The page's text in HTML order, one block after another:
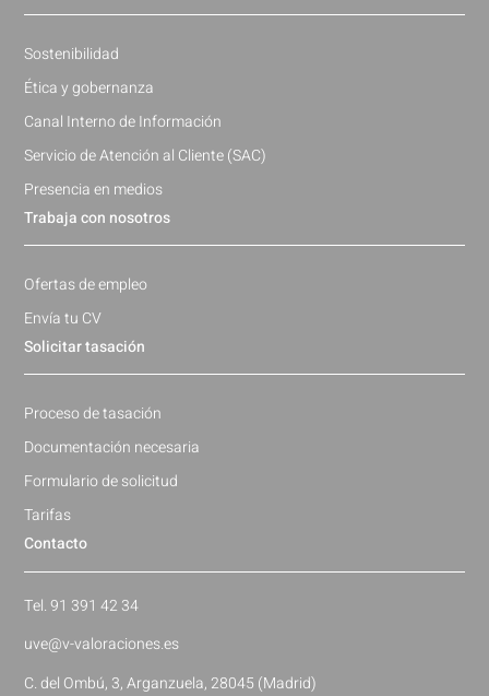
Contacto
Tel. 91 391 42 34
uve@v-valoraciones.es
C. del Ombú, 3, Arganzuela, 28045 (Madrid)
Solicitar tasación
Proceso de tasación
Documentación necesaria
Formulario de solicitud
Tarifas
Trabaja con nosotros
Ofertas de empleo
Envía tu CV
Sostenibilidad
Ética y gobernanza
Canal Interno de Información
Servicio de Atención al Cliente (SAC)
Presencia en medios